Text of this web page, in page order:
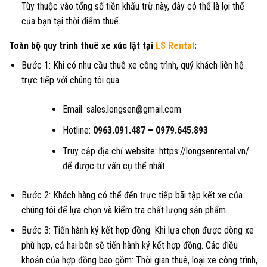
Tùy thuộc vào tổng số tiền khấu trừ này, đây có thể là lợi thế
của bạn tại thời điểm thuế.
Toàn bộ quy trình thuê xe xúc lật tại LS Rental :
Bước 1: Khi có nhu cầu thuê xe công trình, quý khách liên hệ
trực tiếp với chúng tôi qua
Email: sales.longsen@gmail.com.
Hotline: 0963.091.487– 0979.645.893
Truy cập địa chỉ website: https://longsenrental.vn/
để được tư vấn cụ thể nhất.
Bước 2: Khách hàng có thể đến trực tiếp bãi tập kết xe của
chúng tôi để lựa chọn và kiểm tra chất lượng sản phẩm.
Bước 3: Tiến hành ký kết hợp đồng. Khi lựa chọn được dòng xe
phù hợp, cả hai bên sẽ tiến hành ký kết hợp đồng. Các điều
khoản của hợp đồng bao gồm: Thời gian thuê, loại xe công trình,